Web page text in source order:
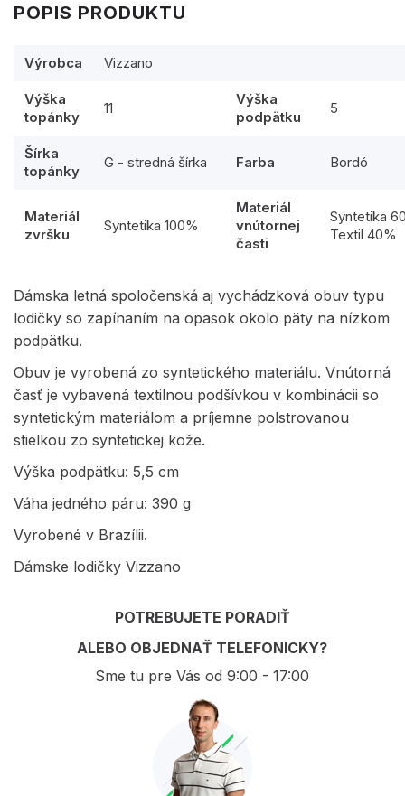
POPIS PRODUKTU
Výrobca Vizzano
Výška
topánky
11
Výška
podpätku
5
Šírka
topánky
G - stredná šírka Farba Bordó
Materiál
zvršku
Syntetika 100%
Materiál
vnútornej
časti
Syntetika
Textil 40%
Dámska letná spoločenská aj vychádzková obuv typu
lodičky so zapínaním na opasok okolo päty na nízkom
podpätku.
Obuv je vyrobená zo syntetického materiálu. Vnútorná
časť je vybavená textilnou podšívkou v kombinácii so
syntetickým materiálom a príjemne polstrovanou
stielkou zo syntetickej kože.
Výška podpätku: 5,5 cm
Váha jedného páru: 390 g
Vyrobené v Brazílii.
Dámske lodičky Vizzano
POTREBUJETE PORADIŤ
ALEBO OBJEDNAŤ TELEFONICKY?
Sme tu pre Vás od 9:00 - 17:00